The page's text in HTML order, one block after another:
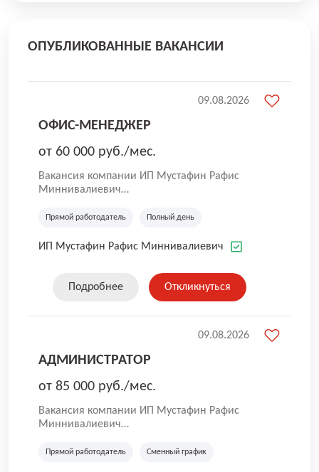
ОПУБЛИКОВАННЫЕ ВАКАНСИИ
ОФИС-МЕНЕДЖЕР
от 60 000 руб./мес.
Вакансия компании ИП Мустафин Рафис
Миннивалиевич
развивающаяся и совершенствующаяся
собственным недвижимым имуществом.
Прямой работодатель Полный день
ИП Мустафин Рафис Миннивалиевич
09.08.2026
Подробнее Откликнуться
АДМИНИСТРАТОР
от 85 000 руб./мес.
Вакансия компании ИП Мустафин Рафис
Миннивалиевич
развивающаяся и совершенствующаяся
Прямой работодатель Сменный график
09.08.2026